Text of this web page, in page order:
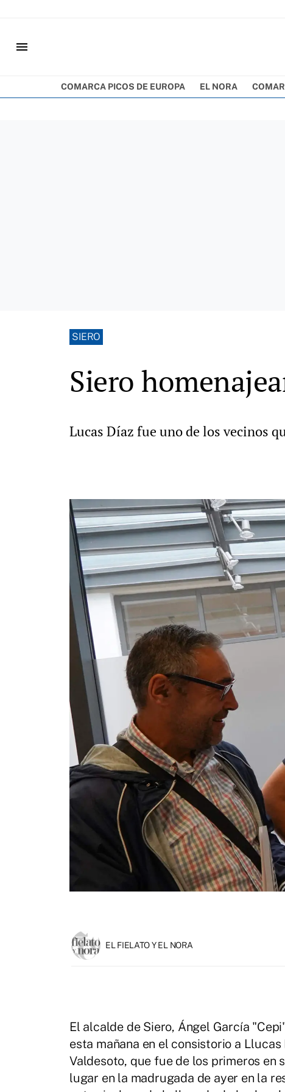
menu
COMARCA PICOS DE EUROPA EL NORA
SIERO
Siero
Lucas Díaz fue uno de los vecinos
EL FIELATO Y EL NORA
El alcalde de Siero, Ángel García
esta mañana en el consistorio a
Valdesoto, que fue de los primeros en
lugar en la madrugada de ayer en la